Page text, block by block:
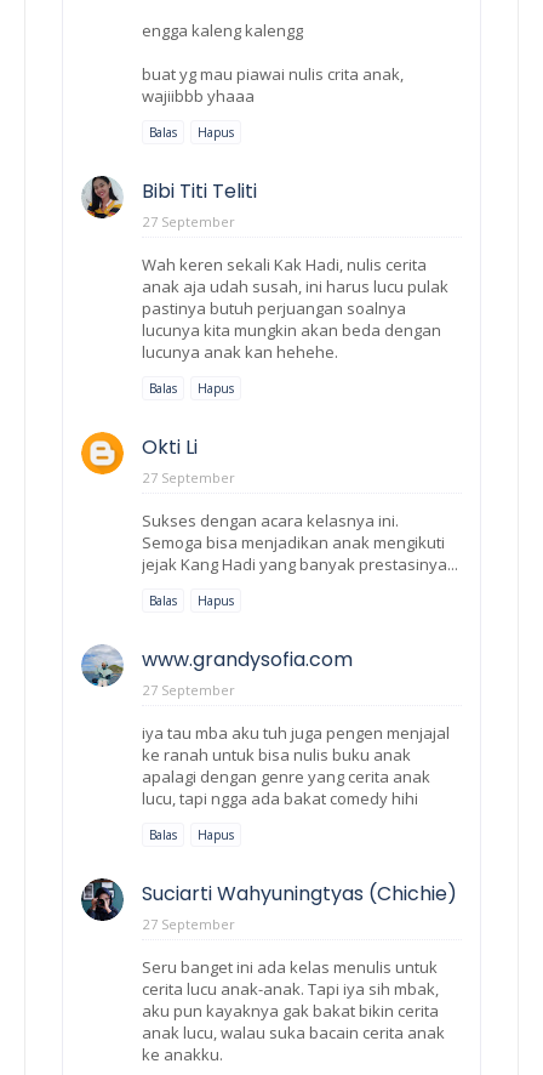
engga kaleng kalengg
buat yg mau piawai nulis crita anak,
wajiibbb yhaaa
Balas Hapus
Bibi Titi Teliti
27 September
Wah keren sekali Kak Hadi, nulis cerita
anak aja udah susah, ini harus lucu pulak
pastinya butuh perjuangan soalnya
lucunya kita mungkin akan beda dengan
lucunya anak kan hehehe.
Balas Hapus
Okti Li
27 September
Sukses dengan acara kelasnya ini.
Semoga bisa menjadikan anak mengikuti
jejak Kang Hadi yang banyak prestasinya...
Balas Hapus
www.grandysofia.com
27 September
iya tau mba aku tuh juga pengen menjajal
ke ranah untuk bisa nulis buku anak
apalagi dengan genre yang cerita anak
lucu, tapi ngga ada bakat comedy hihi
Balas Hapus
Suciarti Wahyuningtyas (Chichie)
27 September
Seru banget ini ada kelas menulis untuk
cerita lucu anak-anak. Tapi iya sih mbak,
aku pun kayaknya gak bakat bikin cerita
anak lucu, walau suka bacain cerita anak
ke anakku.